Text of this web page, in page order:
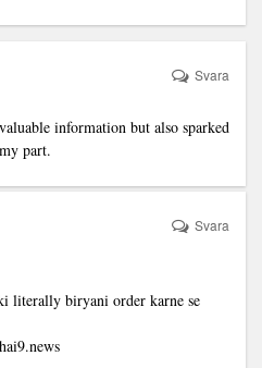
information but also sparked
part.
Svara
literally biryani order karne se
Svara